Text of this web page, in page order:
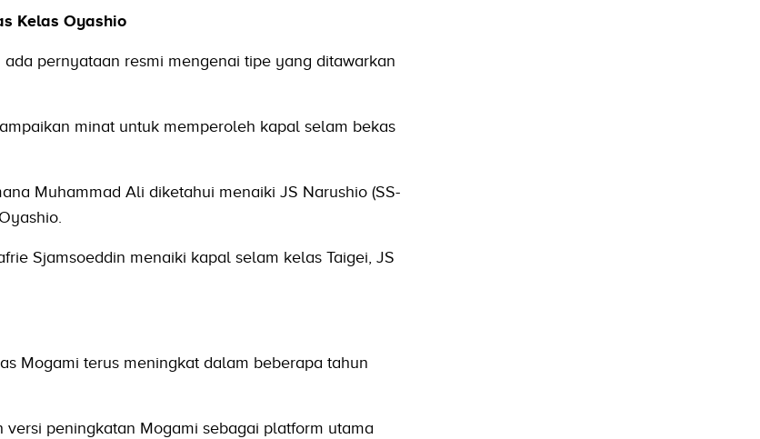
Kelas Oyashio
pernyataan resmi mengenai tipe yang ditawarkan
minat untuk memperoleh kapal selam bekas
Muhammad Ali diketahui menaiki JS Narushio (SS-
Sjamsoeddin menaiki kapal selam kelas Taigei, JS
Mogami terus meningkat dalam beberapa tahun
peningkatan Mogami sebagai platform utama